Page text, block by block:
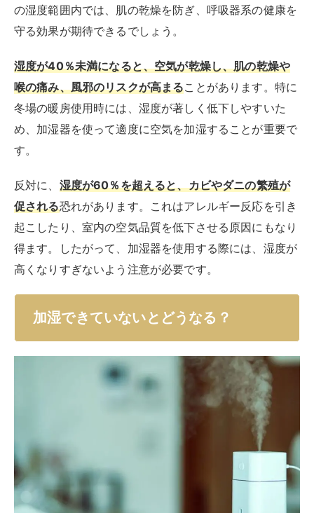
の湿度範囲内では、肌の乾燥を防ぎ、呼吸器系の健康を
守る効果が期待できるでしょう。
湿度が40％未満になると、空気が乾燥し、肌の乾燥や
喉の痛み、風邪のリスクが高まることがあります。特に
冬場の暖房使用時には、湿度が著しく低下しやすいた
め、加湿器を使って適度に空気を加湿することが重要で
す。
反対に、 湿度が60％を超えると、カビやダニの繁殖が
促される恐れがあります。これはアレルギー反応を引き
起こしたり、室内の空気品質を低下させる原因にもなり
得ます。したがって、加湿器を使用する際には、湿度が
高くなりすぎないよう注意が必要です。
加湿できていないとどうなる？